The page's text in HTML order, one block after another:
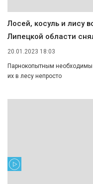
Лосей, косуль и лису
Липецкой области
20.01.2023 18:03
Парнокопытным
их в лесу непросто